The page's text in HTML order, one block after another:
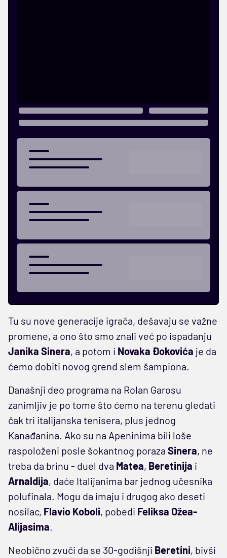
Tu su nove generacije igrača, dešavaju se važne
promene, a ono što smo znali već po ispadanju
Janika Sinera, a potom i Novaka Đokovića je da
ćemo dobiti novog grend slem šampiona.
Današnji deo programa na Rolan Garosu
zanimljiv je po tome što ćemo na terenu gledati
čak tri italijanska tenisera, plus jednog
Kanađanina. Ako su na Apeninima bili loše
raspoloženi posle šokantnog poraza Sinera, ne
treba da brinu - duel dva Matea, Beretinija i
Arnaldija, daće Italijanima bar jednog učesnika
polufinala. Mogu da imaju i drugog ako deseti
nosilac, Flavio Koboli, pobedi Feliksa Ožea-
Alijasima.
Neobično zvuči da se 30-godišnji Beretini, bivši